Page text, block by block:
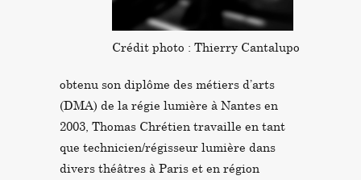
Crédit photo : Thierry Cantalupo
obtenu son diplôme des métiers d’arts
(DMA) de la régie lumière à Nantes en
2003, Thomas Chrétien travaille en tant
que technicien/régisseur lumière dans
divers théâtres à Paris et en région